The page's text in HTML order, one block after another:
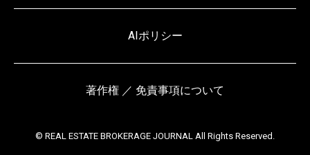
AIポリシー
著作権 ／ 免責事項について
© REAL ESTATE BROKERAGE JOURNAL All Rights Reserved.